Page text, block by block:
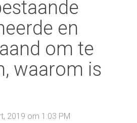
en
om te
waarom is
2019 om 1:03 PM